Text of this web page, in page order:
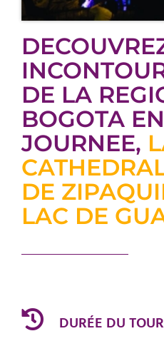
DE LA
BOGOTA
JOURNEE,
DE
LAC DE
DURÉE DU